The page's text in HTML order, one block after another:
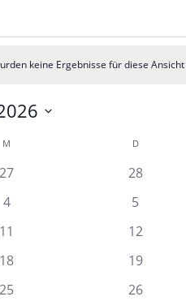
keine Ergebnisse für diese
M DDIENSTAG
0
27
0
28
0
4
0
5
0
11
0
12
0
18
0
19
0
25
0
26